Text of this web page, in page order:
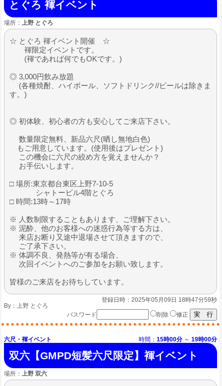
とぐろ 褌イベント
場所： 上野 とぐろ
☆ とぐろ 褌イベント開催 ☆
褌限定イベントです。
(褌であれば何でもOKです。)
◎ 3,000円飲み放題
(各種焼酎、ハイボール、ソフトドリンク//ビールは除きま
す。)
◎ 初体験、初心者の方も安心してご来店下さい。
数量限定無料、新品六尺(晒し無地白色)
もご用意しています。(使用後はプレゼント)
この機会に六尺の絞め方を覚えませんか？
お手伝いします。
□ 場所:東京都台東区上野7-10-5
シャトービル4階とぐろ
□ 時間:13時～17時
※ 人数制限することもあります、ご理解下さい。
※ 泥酔、他のお客様への迷惑行為等する方は、
来店お断り又途中退場させて頂きますので、
ご了承下さい。
※ 体調不良、発熱等が有る場合、
次回イベントへのご参加をお願い致します。
皆様のご来店をお待ちしています。
登録日時：2025年05月09日 18時47分59秒
By： 上野 とぐろ
パスワード
削除 修正
六尺・褌イベント 時間： 15時00分 ～ 19時00分
双六【GMPD短髪六尺限定】褌イベント
場所： 上野 双六